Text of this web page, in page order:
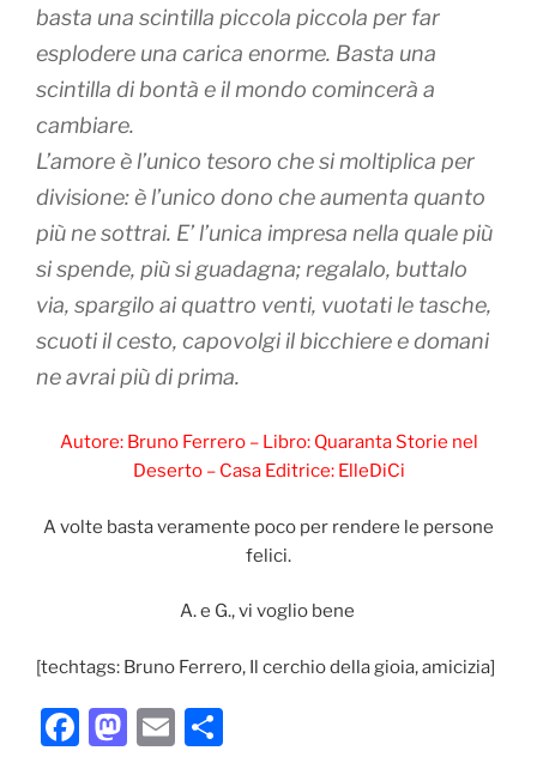
basta una scintilla piccola piccola per far
esplodere una carica enorme. Basta una
scintilla di bontà e il mondo comincerà a
cambiare.
L’amore è l’unico tesoro che si moltiplica per
divisione: è l’unico dono che aumenta quanto
più ne sottrai. E’ l’unica impresa nella quale più
si spende, più si guadagna; regalalo, buttalo
via, spargilo ai quattro venti, vuotati le tasche,
scuoti il cesto, capovolgi il bicchiere e domani
ne avrai più di prima.
Autore: Bruno Ferrero – Libro: Quaranta Storie nel
Deserto – Casa Editrice: ElleDiCi
A volte basta veramente poco per rendere le persone
felici.
A. e G., vi voglio bene
[techtags: Bruno Ferrero, Il cerchio della gioia, amicizia]
F
M E